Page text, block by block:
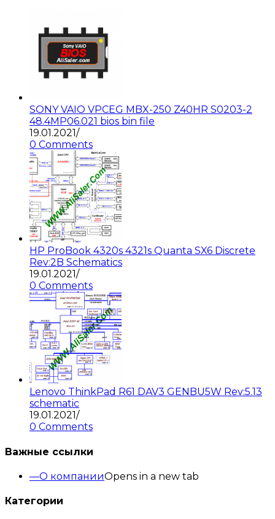
SONY VAIO VPCEG MBX-250 Z40HR S0203-2
48.4MP06.021 bios bin file
19.01.2021/
0 Comments
HP ProBook 4320s 4321s Quanta SX6 Discrete
Rev:2B Schematics
19.01.2021/
0 Comments
Lenovo ThinkPad R61 DAV3 GENBU5W Rev:5.13
schematic
19.01.2021/
0 Comments
Важные ссылки
О компанииOpens in a new tab
Категории